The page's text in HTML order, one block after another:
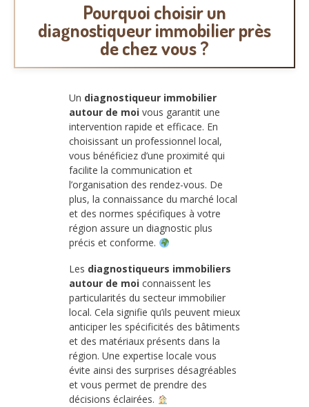
Pourquoi choisir un
diagnostiqueur immobilier près
de chez vous ?
Un diagnostiqueur immobilier
autour de moi vous garantit une
intervention rapide et efficace. En
choisissant un professionnel local,
vous bénéficiez d’une proximité qui
facilite la communication et
l’organisation des rendez-vous. De
plus, la connaissance du marché local
et des normes spécifiques à votre
région assure un diagnostic plus
précis et conforme.
Les diagnostiqueurs immobiliers
autour de moi connaissent les
particularités du secteur immobilier
local. Cela signifie qu’ils peuvent mieux
anticiper les spécificités des bâtiments
et des matériaux présents dans la
région. Une expertise locale vous
évite ainsi des surprises désagréables
et vous permet de prendre des
décisions éclairées.